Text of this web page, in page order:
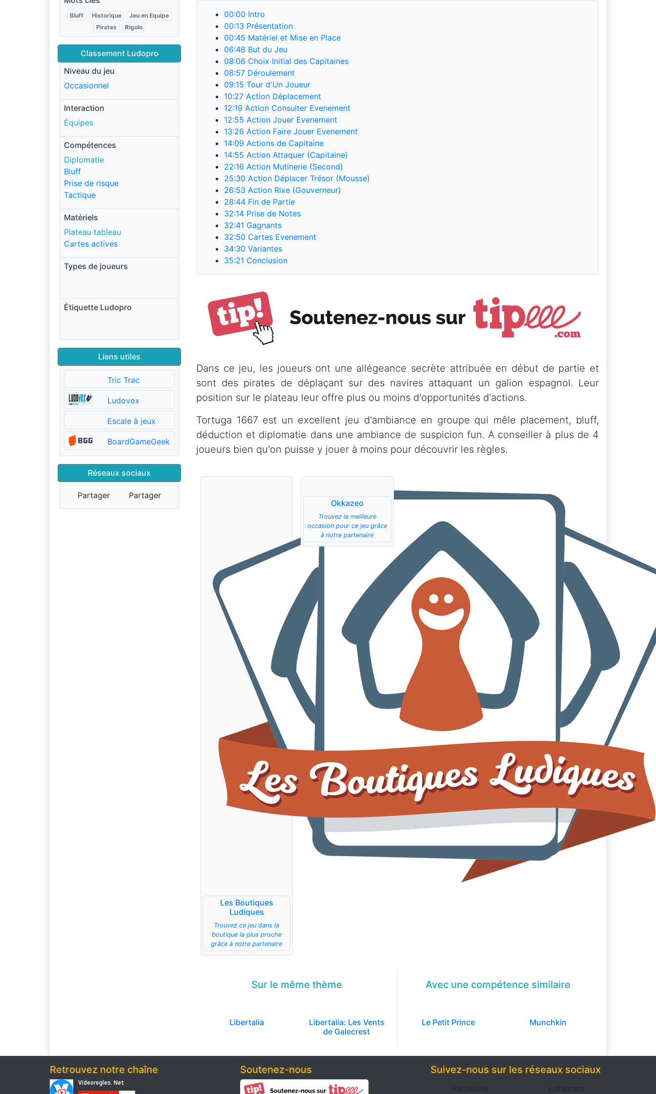
Bluff Historique
Jeu en Equipe
Pirates
Rigolo
Classement Ludopro
Niveau du jeu
Occasionnel
Interaction
Équipes
Compétences
Diplomatie
Bluff
Prise de risque
Tactique
Matériels
Plateau tableau
Cartes actives
Types de joueurs
Étiquette Ludopro
Liens utiles
Tric Trac
Ludovox
Escale à jeux
BoardGameGeek
Réseaux sociaux
Partager Partager
00:00 Intro
00:13 Présentation
00:45 Matériel et Mise en Place
06:48 But du Jeu
08:06 Choix Initial des Capitaines
08:57 Déroulement
09:15 Tour d'Un Joueur
10:27 Action Déplacement
12:19 Action Consulter Evenement
12:55 Action Jouer Evenement
13:26 Action Faire Jouer Evenement
14:09 Actions de Capitaine
14:55 Action Attaquer (Capitaine)
22:16 Action Mutinerie (Second)
25:30 Action Déplacer Trésor (Mousse)
26:53 Action Rixe (Gouverneur)
28:44 Fin de Partie
32:14 Prise de Notes
32:41 Gagnants
32:50 Cartes Evenement
34:30 Variantes
35:21 Conclusion
Dans ce jeu, les joueurs ont une allégeance secrète attribuée en début de partie et
sont des pirates de déplaçant sur des navires attaquant un galion espagnol. Leur
position sur le plateau leur offre plus ou moins d'opportunités d'actions.
Tortuga 1667 est un excellent jeu d'ambiance en groupe qui mêle placement, bluff,
déduction et diplomatie dans une ambiance de suspicion fun. A conseiller à plus de 4
joueurs bien qu'on puisse y jouer à moins pour découvrir les règles.
Les Boutiques
Ludiques
Trouvez ce jeu dans la
boutique la plus proche
grâce à notre partenaire
Okkazeo
Trouvez la meilleure
occasion pour ce jeu grâce
à notre partenaire
Sur le même thème
Libertalia
Libertalia: Les Vents
de Galecrest
Avec une compétence similaire
Le Petit Prince Munchkin
Retrouvez notre chaîne Soutenez-nous Suivez-nous sur les réseaux sociaux
Facebook Instagram